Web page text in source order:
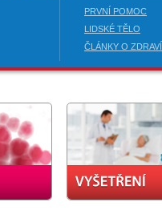
PRVNÍ POMOC
LIDSKÉ TĚLO
ČLÁNKY O ZDRAVÍ